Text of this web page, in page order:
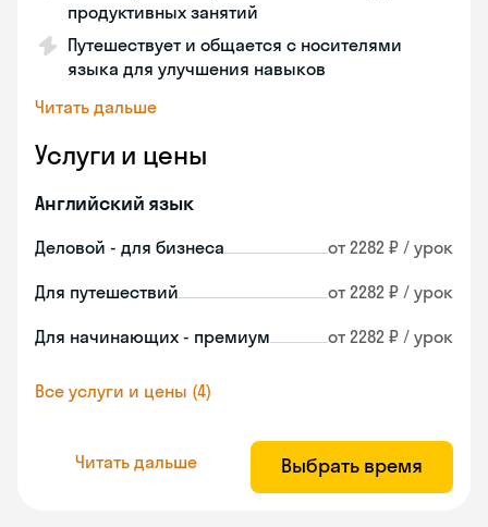
продуктивных занятий
Путешествует и общается с носителями
языка для улучшения навыков
Читать дальше
Услуги и цены
Английский язык
Деловой - для бизнеса от 2282 ₽ / урок
Для путешествий от 2282 ₽ / урок
Для начинающих - премиум от 2282 ₽ / урок
Все услуги и цены (4)
Читать дальше Выбрать время